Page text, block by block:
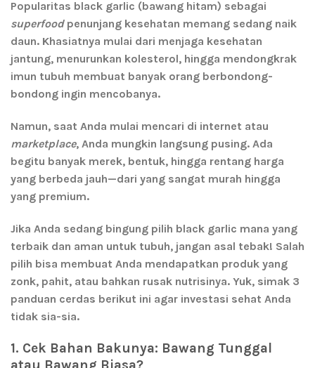
Popularitas black garlic (bawang hitam) sebagai
superfoodpenunjang kesehatan memang sedang naik
daun. Khasiatnya mulai dari menjaga kesehatan
jantung, menurunkan kolesterol, hingga mendongkrak
imun tubuh membuat banyak orang berbondong-
bondong ingin mencobanya.
Namun, saat Anda mulai mencari di internet atau
marketplace, Anda mungkin langsung pusing. Ada
begitu banyak merek, bentuk, hingga rentang harga
yang berbeda jauh—dari yang sangat murah hingga
yang premium.
Jika Anda sedang bingung pilih black garlic mana yang
terbaik dan aman untuk tubuh, jangan asal tebak! Salah
pilih bisa membuat Anda mendapatkan produk yang
zonk, pahit, atau bahkan rusak nutrisinya. Yuk, simak 3
panduan cerdas berikut ini agar investasi sehat Anda
tidak sia-sia.
1. Cek Bahan Bakunya: Bawang Tunggal
atau Bawang Biasa?